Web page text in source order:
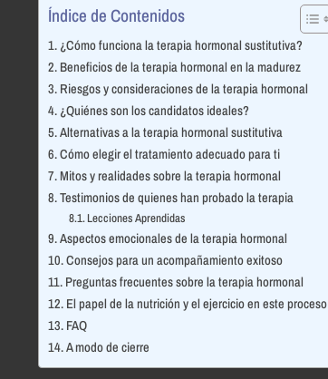
Índice de Contenidos
¿Cómo funciona la terapia hormonal sustitutiva?
Beneficios de la terapia hormonal en la madurez
Riesgos y consideraciones de la terapia hormonal
¿Quiénes son los candidatos ideales?
Alternativas a la terapia hormonal sustitutiva
Cómo elegir el tratamiento adecuado para ti
Mitos y realidades sobre la terapia hormonal
Testimonios de quienes han probado la terapia
Lecciones Aprendidas
Aspectos emocionales de la terapia hormonal
Consejos para un acompañamiento exitoso
Preguntas frecuentes sobre la terapia hormonal
El papel de la nutrición y el ejercicio en este proceso
FAQ
A modo de cierre